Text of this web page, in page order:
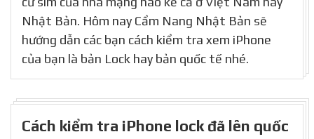
Nhật Bản. Hôm nay Cẩm Nang Nhật Bản sẽ
hướng dẫn các bạn cách kiểm tra xem iPhone
của bạn là bản Lock hay bản quốc tế nhé.
Cách kiểm tra iPhone lock đã lên quốc